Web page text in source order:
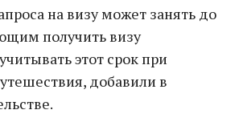
на визу может занять до
получить визу
этот срок при
добавили в